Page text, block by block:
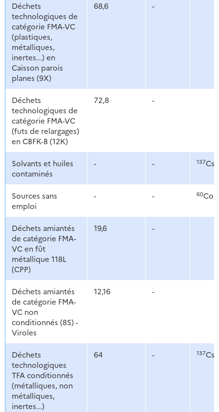
Déchets
technologiques de
catégorie FMA-VC
(plastiques,
métalliques,
inertes...) en
Caisson parois
planes (9X)
68,6 -
Déchets
technologiques de
catégorie FMA-VC
(futs de relargages)
en CBFK-B (12K)
72,8 -
Solvants et huiles
contaminés
- - 137Cs,
Sources sans
emploi
- - 60Co,
Déchets amiantés
de catégorie FMA-
VC en fût
métallique 118L
(CPP)
19,6 -
Déchets amiantés
de catégorie FMA-
VC non
conditionnés (8S) -
Viroles
12,16 -
Déchets
technologiques
TFA conditionnés
(métalliques, non
métalliques,
inertes...)
64 - 137Cs,